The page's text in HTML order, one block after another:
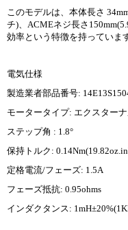
このモデルは、本体長さ
チ)、ACMEネジ長さ
効率という特徴を持っていま
電気仕様
製造業者部品番号:
モータータイプ: エクスター
ステップ角 : 1.8°
保持トルク:
定格電流/フェーズ: 1.5A
フェーズ抵抗: 0.95ohms
インダクタンス: